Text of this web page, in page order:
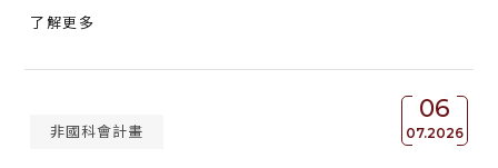
了解更多
06
07.2026
非國科會計畫